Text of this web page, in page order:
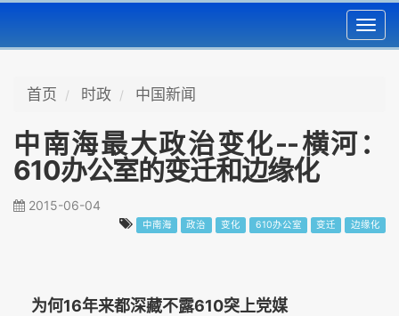
首页 时政 中国新闻
中南海最大政治变化--横河：
610办公室的变迁和边缘化
2015-06-04
中南海 政治 变化 610办公室 变迁 边缘化
为何16年来都深藏不露610突上党媒